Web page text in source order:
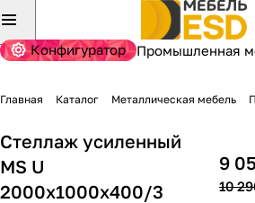
Конфигуратор Промышленная
Главная Каталог Металлическая мебель
Стеллаж усиленный
MS U
2000x1000x400/3
9
10